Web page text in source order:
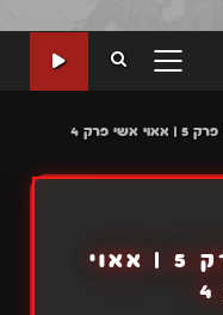
PRIMARY
פרק 4
פאריפי קומאיי פרק 5 | אאוי